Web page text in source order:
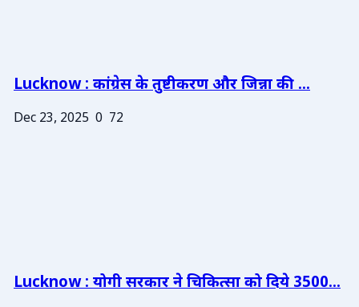
Lucknow : कांग्रेस के तुष्टीकरण और जिन्ना की ...
Dec 23, 2025 0 72
Lucknow : योगी सरकार ने चिकित्सा को दिये 3500...